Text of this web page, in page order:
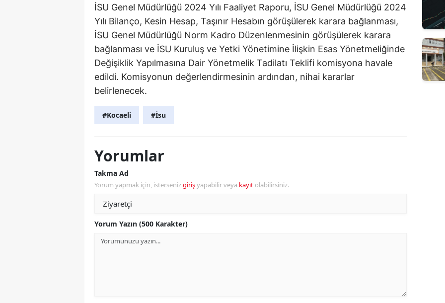
İSU Genel Müdürlüğü 2024 Yılı Faaliyet Raporu, İSU Genel Müdürlüğü 2024
Yılı Bilanço, Kesin Hesap, Taşınır Hesabın görüşülerek karara bağlanması,
İSU Genel Müdürlüğü Norm Kadro Düzenlenmesinin görüşülerek karara
bağlanması ve İSU Kuruluş ve Yetki Yönetimine İlişkin Esas Yönetmeliğinde
Değişiklik Yapılmasına Dair Yönetmelik Tadilatı Teklifi komisyona havale
edildi. Komisyonun değerlendirmesinin ardından, nihai kararlar
belirlenecek.
#Kocaeli #İsu
Yorumlar
Takma Ad
Yorum yapmak için, istersenizgirişyapabilir veya kayıt olabilirsiniz.
Yorum Yazın (500 Karakter)